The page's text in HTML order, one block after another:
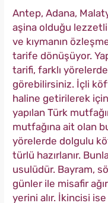
Antep, Adana,
aşina olduğu
ve kıymanın
tarife dönüşüyor.
tarifi, farklı yörelerde
görebilirsiniz. İçli
haline getirilerek
yapılan Türk
mutfağına ait olan
yörelerde dolgulu
türlü hazırlanır.
usulüdür. Bayram,
günler ile misafir
yerini alır. İkincisi